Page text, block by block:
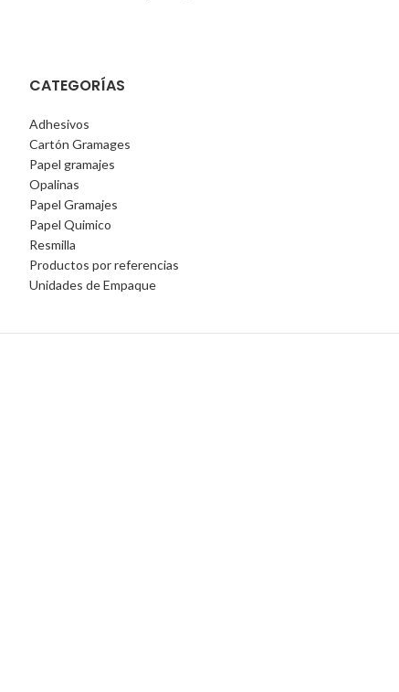
CATEGORÍAS
Adhesivos
Cartón Gramages
Papel gramajes
Opalinas
Papel Gramajes
Papel Quimico
Resmilla
Productos por referencias
Unidades de Empaque